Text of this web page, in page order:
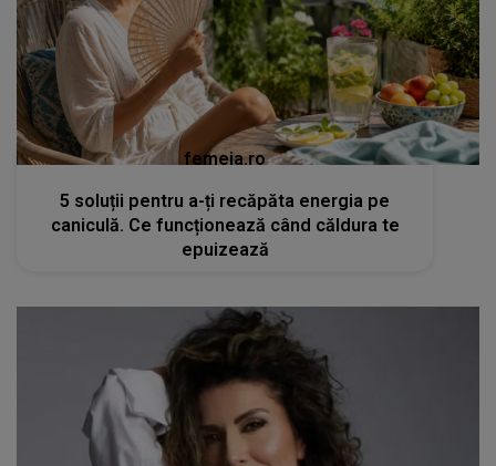
femeia.ro
5 soluții pentru a-ți recăpăta energia pe
caniculă. Ce funcționează când căldura te
epuizează